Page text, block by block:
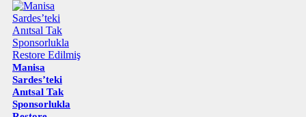
Manisa
Sardes’teki
Anıtsal Tak
Sponsorlukla